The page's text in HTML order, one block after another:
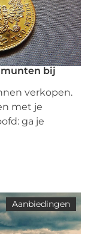
munten bij
verkopen.
met je
ga je
Aanbiedingen